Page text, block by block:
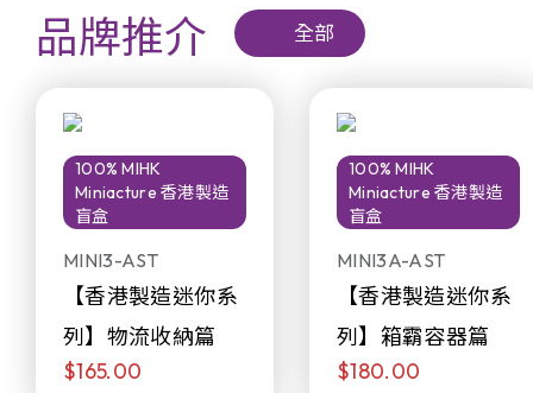
品牌推介 全部
100% MIHK
Miniacture 香港製造
盲盒
MINI3-AST
【香港製造迷你系
列】物流收納篇
$165.00
100% MIHK
Miniacture 香港製造
盲盒
MINI3A-AST
【香港製造迷你系
列】箱霸容器篇
$180.00